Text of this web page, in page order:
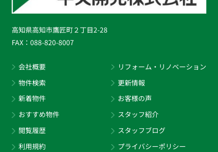
高知県高知市鷹匠町２丁目2-28
FAX： 088-820-8007
会社概要
物件検索
新着物件
おすすめ物件
閲覧履歴
利用規約
リフォーム・リノベーション
更新情報
お客様の声
スタッフ紹介
スタッフブログ
プライバシーポリシー